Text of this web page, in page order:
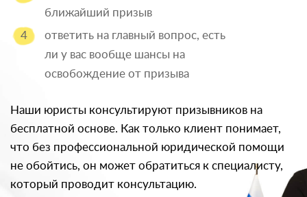
ближайший призыв
ответить на главный вопрос, есть
ли у вас вообще шансы на
освобождение от призыва
Наши юристы консультируют призывников на
бесплатной основе. Как только клиент понимает,
что без профессиональной юридической помощи
не обойтись, он может обратиться к специалисту,
который проводит консультацию.